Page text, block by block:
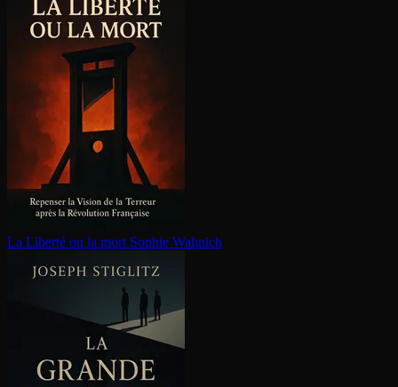
La Liberté ou la mort Sophie Wahnich